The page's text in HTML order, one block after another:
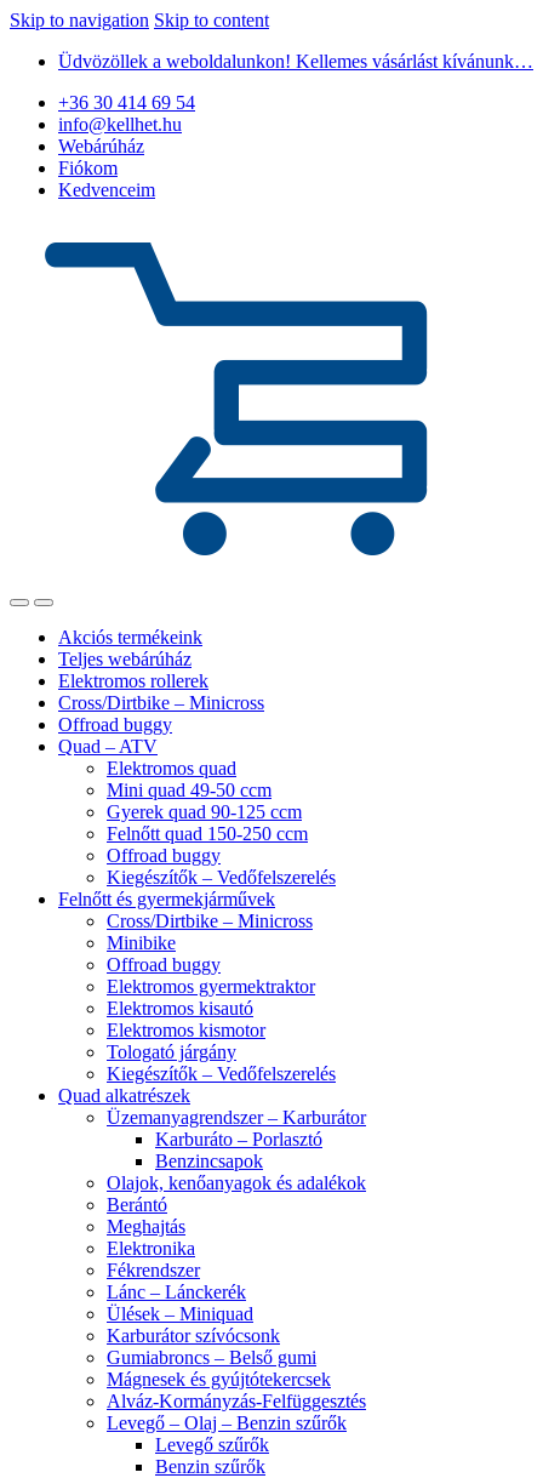
Skip to navigation Skip to content
Üdvözöllek a weboldalunkon! Kellemes vásárlást kívánunk…
+36 30 414 69 54
info@kellhet.hu
Webárúház
Fiókom
Kedvenceim
Akciós termékeink
Teljes webárúház
Elektromos rollerek
Cross/Dirtbike – Minicross
Offroad buggy
Quad – ATV
Elektromos quad
Mini quad 49-50 ccm
Gyerek quad 90-125 ccm
Felnőtt quad 150-250 ccm
Offroad buggy
Kiegészítők – Vedőfelszerelés
Felnőtt és gyermekjárművek
Cross/Dirtbike – Minicross
Minibike
Offroad buggy
Elektromos gyermektraktor
Elektromos kisautó
Elektromos kismotor
Tologató járgány
Kiegészítők – Vedőfelszerelés
Quad alkatrészek
Üzemanyagrendszer – Karburátor
Karburáto – Porlasztó
Benzincsapok
Olajok, kenőanyagok és adalékok
Berántó
Meghajtás
Elektronika
Fékrendszer
Lánc – Lánckerék
Ülések – Miniquad
Karburátor szívócsonk
Gumiabroncs – Belső gumi
Mágnesek és gyújtótekercsek
Alváz-Kormányzás-Felfüggesztés
Levegő – Olaj – Benzin szűrők
Levegő szűrők
Benzin szűrők